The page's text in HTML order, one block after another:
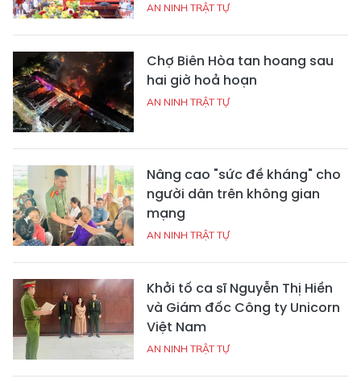
AN NINH TRẬT TỰ
Chợ Biên Hòa tan hoang sau
hai giờ hoả hoạn
AN NINH TRẬT TỰ
Nâng cao "sức đề kháng" cho
người dân trên không gian
mạng
AN NINH TRẬT TỰ
Khởi tố ca sĩ Nguyễn Thị Hiền
và Giám đốc Công ty Unicorn
Việt Nam
AN NINH TRẬT TỰ